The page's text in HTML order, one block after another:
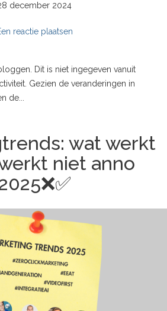
december 2024
reactie plaatsen
Dit is niet ingegeven vanuit
Gezien de veranderingen in
de...
wat werkt
niet anno